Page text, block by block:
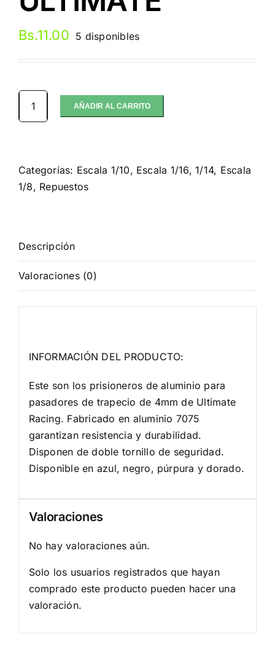
Bs.11.00 5 disponibles
PRISIONEROS
AZUL
ULTIMATE
cantidad
AÑADIR AL CARRITO
Categorías: Escala 1/10, Escala 1/16, 1/14, Escala
1/8, Repuestos
Descripción
Valoraciones (0)
INFORMACIÓN DEL PRODUCTO:
Este son los prisioneros de aluminio para
pasadores de trapecio de 4mm de Ultimate
Racing. Fabricado en aluminio 7075
garantizan resistencia y durabilidad.
Disponen de doble tornillo de seguridad.
Disponible en azul, negro, púrpura y dorado.
Valoraciones
No hay valoraciones aún.
Solo los usuarios registrados que hayan
comprado este producto pueden hacer una
valoración.